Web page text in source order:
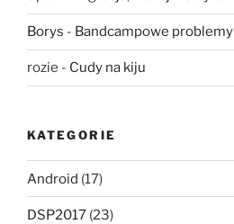
Borys - Bandcampowe problemy
rozie - Cudy na kiju
KATEGORIE
Android (17)
DSP2017 (23)